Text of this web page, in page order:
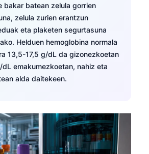
bakar batean zelula gorrien
zelula zurien erantzun
eta plaketen segurtasuna
Helduen hemoglobina normala
13,5-17,5 g/dL da gizonezkoetan
emakumezkoetan, nahiz eta
alda daitekeen.